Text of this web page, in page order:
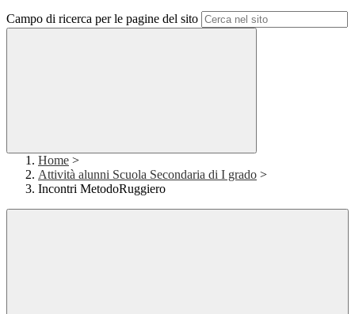
Campo di ricerca per le pagine del sito
Home >
Attività alunni Scuola Secondaria di I grado >
Incontri MetodoRuggiero